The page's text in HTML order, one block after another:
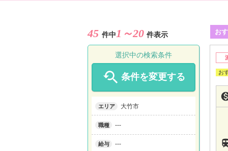
45 件中 1～20 件表示 お
選択中の検索条件
 条件を変更する
エリア 大竹市
職種 ---
給与 ---